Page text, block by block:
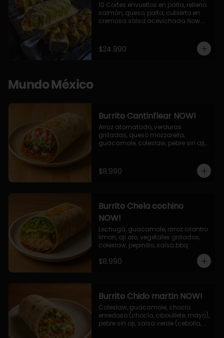
10 Cortes envueltos en palta, relleno
salmón, queso, palta, cubierto en
cremosa salsa acevichada Now.
palta, cubierto con topping de
chimichurri de la casa flambeado.
$24.990
Mundo México
Burrito Cantinflear NOW!
Arroz atomatado, verduras
grilladas, queso mozzarella,
guacamole, coleslaw, pebre sin aji,
$8.990
Burrito Chela cochino
NOW!
Lechuga, guacamole, arroz cilantro
limon, aji oro, vegetales grillados,
coleslaw, pepinillo, salsa bbq
$8.990
Burrito Chido martin NOW!
Coleslaw, guacamole, choclo
enredoso (choclo, ciboullete, mayo),
pebre sin aji, salsa verde (cebolla,